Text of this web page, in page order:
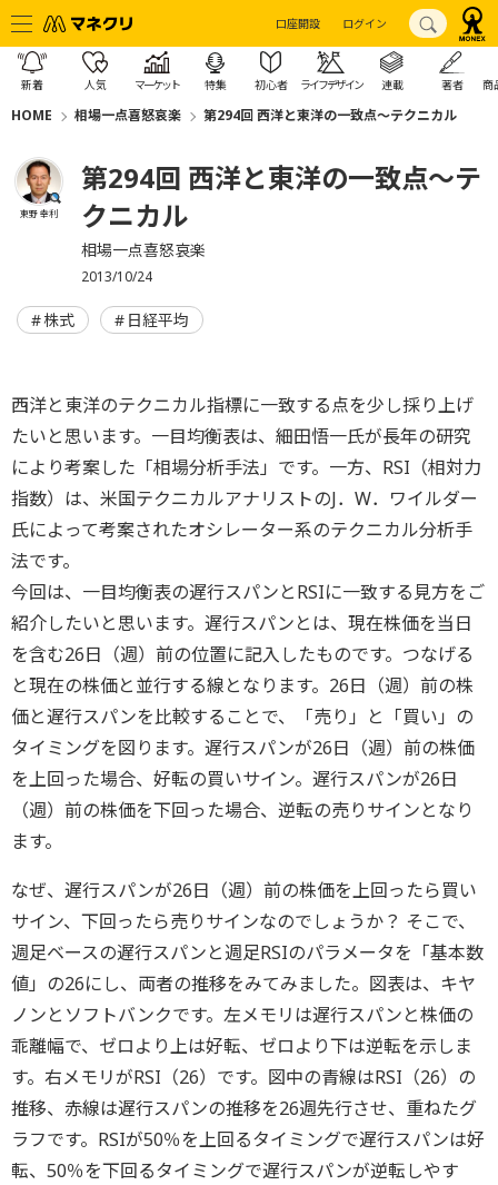
口座開設 ログイン
新着 人気 マーケット 特集 初心者 ライフデザイン 連載 著者 商
HOME 相場一点喜怒哀楽 第294回 西洋と東洋の一致点～テクニカル
東野 幸利
第294回 西洋と東洋の一致点～テ
クニカル
相場一点喜怒哀楽
2013/10/24
株式 日経平均
西洋と東洋のテクニカル指標に一致する点を少し採り上げ
たいと思います。一目均衡表は、細田悟一氏が長年の研究
により考案した「相場分析手法」です。一方、RSI（相対力
指数）は、米国テクニカルアナリストのJ．W．ワイルダー
氏によって考案されたオシレーター系のテクニカル分析手
法です。
今回は、一目均衡表の遅行スパンとRSIに一致する見方をご
紹介したいと思います。遅行スパンとは、現在株価を当日
を含む26日（週）前の位置に記入したものです。つなげる
と現在の株価と並行する線となります。26日（週）前の株
価と遅行スパンを比較することで、「売り」と「買い」の
タイミングを図ります。遅行スパンが26日（週）前の株価
を上回った場合、好転の買いサイン。遅行スパンが26日
（週）前の株価を下回った場合、逆転の売りサインとなり
ます。
なぜ、遅行スパンが26日（週）前の株価を上回ったら買い
サイン、下回ったら売りサインなのでしょうか？ そこで、
週足ベースの遅行スパンと週足RSIのパラメータを「基本数
値」の26にし、両者の推移をみてみました。図表は、キヤ
ノンとソフトバンクです。左メモリは遅行スパンと株価の
乖離幅で、ゼロより上は好転、ゼロより下は逆転を示しま
す。右メモリがRSI（26）です。図中の青線はRSI（26）の
推移、赤線は遅行スパンの推移を26週先行させ、重ねたグ
ラフです。RSIが50％を上回るタイミングで遅行スパンは好
転、50％を下回るタイミングで遅行スパンが逆転しやす